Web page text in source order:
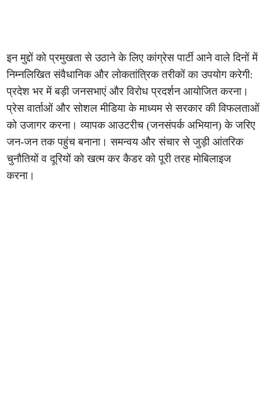
इन मुद्दों को प्रमुखता से उठाने के लिए कांग्रेस पार्टी आने वाले दिनों में
निम्नलिखित संवैधानिक और लोकतांत्रिक तरीकों का उपयोग करेगी:
प्रदेश भर में बड़ी जनसभाएं और विरोध प्रदर्शन आयोजित करना।
प्रेस वार्ताओं और सोशल मीडिया के माध्यम से सरकार की विफलताओं
को उजागर करना। व्यापक आउटरीच (जनसंपर्क अभियान) के जरिए
जन-जन तक पहुंच बनाना। समन्वय और संचार से जुड़ी आंतरिक
चुनौतियों व दूरियों को खत्म कर कैडर को पूरी तरह मोबिलाइज
करना।